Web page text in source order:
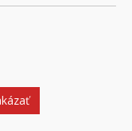
Štefánika 1, Brezno
302 Email:
prevádzkovateľ:
Hronom 965 01
osobných údajov